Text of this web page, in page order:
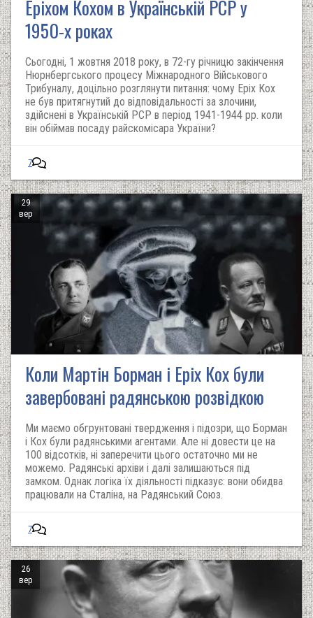
Еріхом Кохом в Українській РСР у
1950-х роках
Сьогодні, 1 жовтня 2018 року, в 72-гу річницю закінчення
Нюрнбергського процесу Міжнародного Військового
Трибуналу, доцільно розглянути питання: чому Еріх Кох
не був притягнутий до відповідальності за злочини,
здійснені в Українській РСР в період 1941-1944 рр. коли
він обіймав посаду райскомісара України?
7
29
вер
Коли Мартін Борман і Еріх Кох були
завербовані радянською розвідкою
Ми маємо обгрунтовані твердження і підозри, що Борман
і Кох були радянськими агентами. Але ні довести це на
100 відсотків, ні заперечити цього остаточно ми не
можемо. Радянські архіви і далі залишаються під
замком. Однак логіка їх діяльності підказує: вони обидва
працювали на Сталіна, на Радянський Союз.
7
26
вер